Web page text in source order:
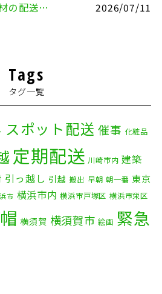
2026年7月9日電機部材の配送（横浜市戸塚区⇒品川区）
2026/07/11
Tags
タグ一覧
スポット配送 催事 化粧品
定期配送 川崎市内 建築
引っ越し 引越 搬出 早朝 朝一番 東京
市 横浜市内 横浜市戸塚区 横浜市栄区
横須賀 横須賀市 絵画 緊急